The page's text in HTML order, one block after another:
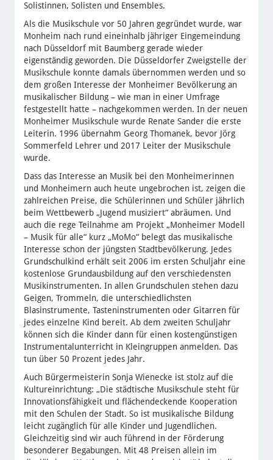
Solistinnen, Solisten und Ensembles.
Als die Musikschule vor 50 Jahren gegründet wurde, war
Monheim nach rund eineinhalb jähriger Eingemeindung
nach Düsseldorf mit Baumberg gerade wieder
eigenständig geworden. Die Düsseldorfer Zweigstelle der
Musikschule konnte damals übernommen werden und so
dem großen Interesse der Monheimer Bevölkerung an
musikalischer Bildung – wie man in einer Umfrage
festgestellt hatte – nachgekommen werden. In der neuen
Monheimer Musikschule wurde Renate Sander die erste
Leiterin. 1996 übernahm Georg Thomanek, bevor Jörg
Sommerfeld Lehrer und 2017 Leiter der Musikschule
wurde.
Dass das Interesse an Musik bei den Monheimerinnen
und Monheimern auch heute ungebrochen ist, zeigen die
zahlreichen Preise, die Schülerinnen und Schüler jährlich
beim Wettbewerb „Jugend musiziert“ abräumen. Und
auch die rege Teilnahme am Projekt „Monheimer Modell
– Musik für alle“ kurz „MoMo“ belegt das musikalische
Interesse schon der jüngsten Stadtbevölkerung. Jedes
Grundschulkind erhält seit 2006 im ersten Schuljahr eine
kostenlose Grundausbildung auf den verschiedensten
Musikinstrumenten. In allen Grundschulen stehen dazu
Geigen, Trommeln, die unterschiedlichsten
Blasinstrumente, Tasteninstrumenten oder Gitarren für
jedes einzelne Kind bereit. Ab dem zweiten Schuljahr
können sich die Kinder dann für einen kostengünstigen
Instrumentalunterricht in Kleingruppen anmelden. Das
tun über 50 Prozent jedes Jahr.
Auch Bürgermeisterin Sonja Wienecke ist stolz auf die
Kultureinrichtung: „Die städtische Musikschule steht für
Innovationsfähigkeit und flächendeckende Kooperation
mit den Schulen der Stadt. So ist musikalische Bildung
leicht zugänglich für alle Kinder und Jugendlichen.
Gleichzeitig sind wir auch führend in der Förderung
besonderer Begabungen. Mit 48 Preisen allein im